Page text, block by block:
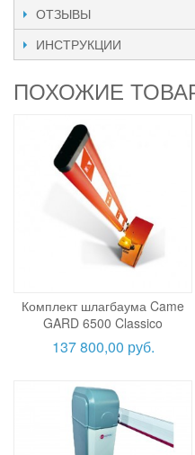
ОТЗЫВЫ
ИНСТРУКЦИИ
ПОХОЖИЕ
Комплект шлагбаума Came
GARD 6500 Classico
137 800,00 руб.